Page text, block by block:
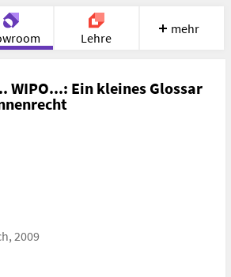
Lehre
Image Cloud
mehr
WIPO...: Ein kleines Glossar
2009